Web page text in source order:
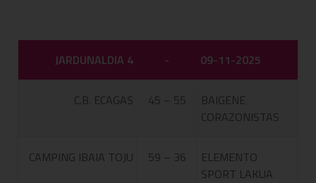
JARDUNALDIA 4 - 09-11-2025
C.B. ECAGAS 45 – 55
BAIGENE
CORAZONISTAS
CAMPING IBAIA TOJU 59 – 36
ELEMENTO
SPORT LAKUA